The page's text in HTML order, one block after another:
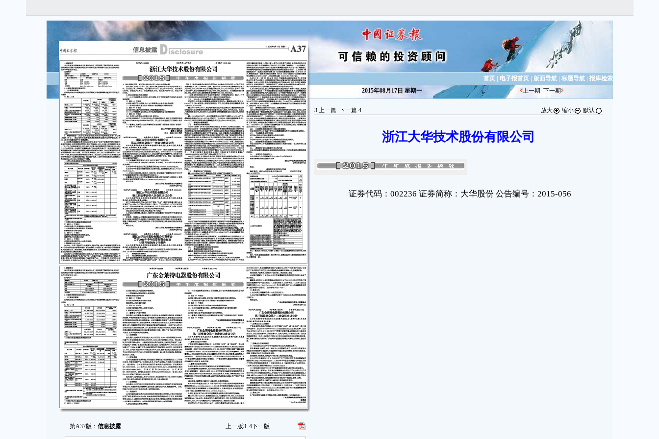
第A37版： 信息披露 上一版3 4下一版
首页| 电子报首页| 版面导航| 标题导航| 报库检索
2015年08月17日 星期一
上一期 下一期
3上一篇 下一篇 4 放大 缩小 默认
浙江大华技术股份有限公司
证券代码：002236 证券简称：大华股份 公告编号：2015-056